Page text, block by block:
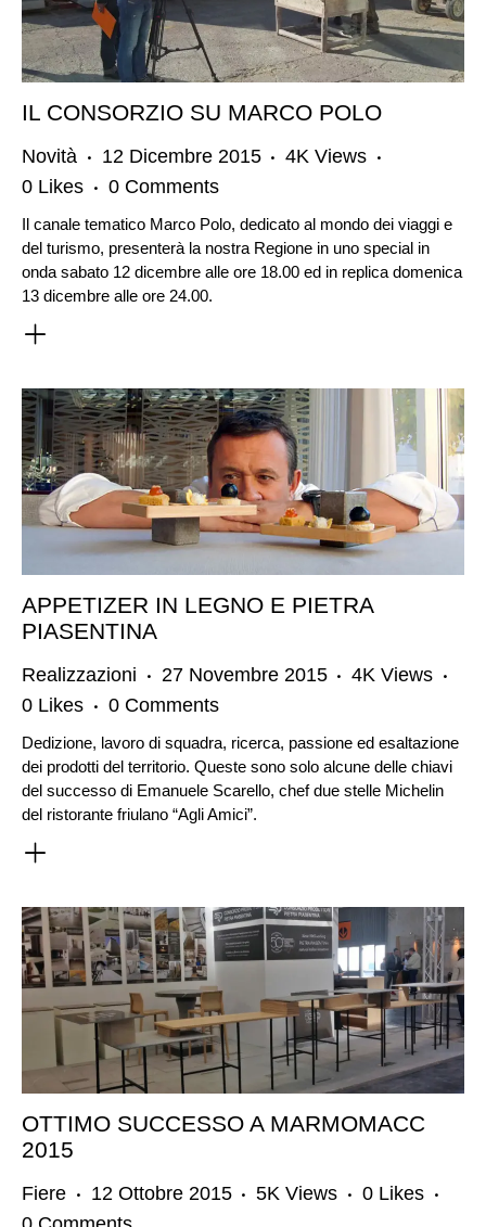
IL CONSORZIO SU MARCO POLO
Novità 12 Dicembre 2015 4K Views
0 Likes 0 Comments
Il canale tematico Marco Polo, dedicato al mondo dei viaggi e
del turismo, presenterà la nostra Regione in uno special in
onda sabato 12 dicembre alle ore 18.00 ed in replica domenica
13 dicembre alle ore 24.00.
APPETIZER IN LEGNO E PIETRA
PIASENTINA
Realizzazioni 27 Novembre 2015 4K Views
0 Likes 0 Comments
Dedizione, lavoro di squadra, ricerca, passione ed esaltazione
dei prodotti del territorio. Queste sono solo alcune delle chiavi
del successo di Emanuele Scarello, chef due stelle Michelin
del ristorante friulano “Agli Amici”.
OTTIMO SUCCESSO A MARMOMACC
2015
Fiere 12 Ottobre 2015 5K Views 0 Likes